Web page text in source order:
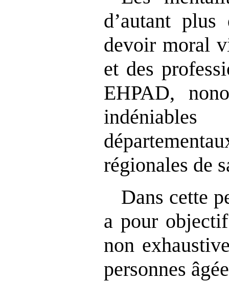
d’autant
devoir moral
et des
EHPAD,
régionales de
Dans cette
a pour
non
personnes